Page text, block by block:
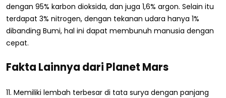
dengan 95% karbon dioksida, dan juga 1,6% argon. Selain itu
terdapat 3% nitrogen, dengan tekanan udara hanya 1%
dibanding Bumi, hal ini dapat membunuh manusia dengan
cepat.
Fakta Lainnya dari Planet Mars
11. Memiliki lembah terbesar di tata surya dengan panjang